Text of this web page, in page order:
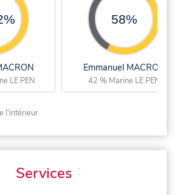
LE PEN
58%
Emmanuel MACRON
42 % Marine LE PEN
l'intérieur
Services